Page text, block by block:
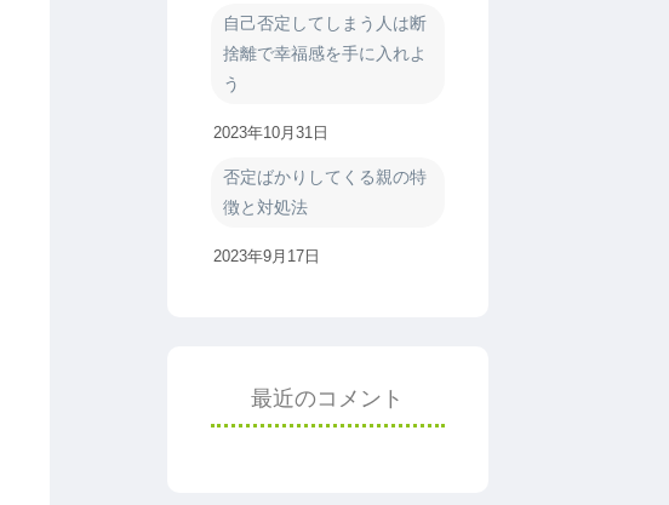
自己否定してしまう人は断
捨離で幸福感を手に入れよ
う
2023年10月31日
否定ばかりしてくる親の特
徴と対処法
2023年9月17日
最近のコメント